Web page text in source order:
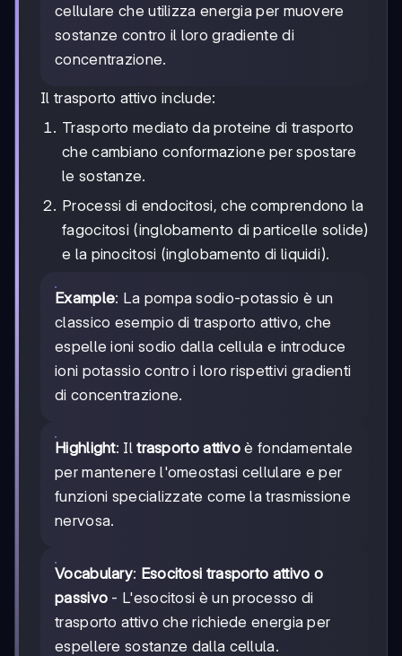
cellulare che utilizza energia per muovere
sostanze contro il loro gradiente di
concentrazione.
Il trasporto attivo include:
Trasporto mediato da proteine di trasporto
che cambiano conformazione per spostare
le sostanze.
Processi di endocitosi, che comprendono la
fagocitosi (inglobamento di particelle solide)
e la pinocitosi (inglobamento di liquidi).
Example: La pompa sodio-potassio è un
classico esempio di trasporto attivo, che
espelle ioni sodio dalla cellula e introduce
ioni potassio contro i loro rispettivi gradienti
di concentrazione.
Highlight: Iltrasporto attivo è fondamentale
per mantenere l'omeostasi cellulare e per
funzioni specializzate come la trasmissione
nervosa.
Vocabulary: Esocitosi trasporto attivo o
passivo - L'esocitosi è un processo di
trasporto attivo che richiede energia per
espellere sostanze dalla cellula.